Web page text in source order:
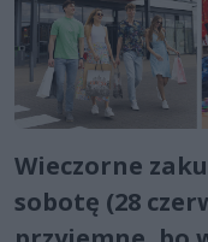
Wieczorne
sobotę (28